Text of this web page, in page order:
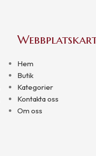
Hem
Butik
Kategorier
Kontakta oss
Om oss